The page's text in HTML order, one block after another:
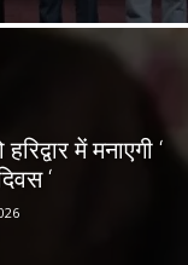
में मनाएगी ‘
‘